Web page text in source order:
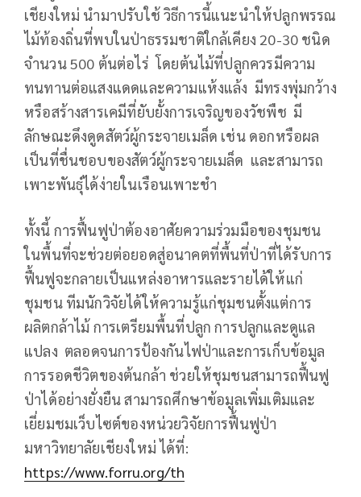
เชียงใหม่ นำมาปรับใช้ วิธีการนี้แนะนำให้ปลูกพรรณ
ไม้ท้องถิ่นที่พบในป่าธรรมชาติใกล้เคียง 20-30 ชนิด
จำนวน 500 ต้นต่อไร่ โดยต้นไม้ที่ปลูกควรมีความ
ทนทานต่อแสงแดดและความแห้งแล้ง มีทรงพุ่มกว้าง
หรือสร้างสารเคมีที่ยับยั้งการเจริญของวัชพืช มี
ลักษณะดึงดูดสัตว์ผู้กระจายเมล็ด เช่น ดอกหรือผล
เป็นที่ชื่นชอบของสัตว์ผู้กระจายเมล็ด และสามารถ
เพาะพันธุ์ได้ง่ายในเรือนเพาะชำ
ทั้งนี้ การฟื้นฟูป่าต้องอาศัยความร่วมมือของชุมชน
ในพื้นที่จะช่วยต่อยอดสู่อนาคตที่พื้นที่ป่าที่ได้รับการ
ฟื้นฟูจะกลายเป็นแหล่งอาหารและรายได้ให้แก่
ชุมชน ทีมนักวิจัยได้ให้ความรู้แก่ชุมชนตั้งแต่การ
ผลิตกล้าไม้ การเตรียมพื้นที่ปลูก การปลูกและดูแล
แปลง ตลอดจนการป้องกันไฟป่าและการเก็บข้อมูล
การรอดชีวิตของต้นกล้า ช่วยให้ชุมชนสามารถฟื้นฟู
ป่าได้อย่างยั่งยืน สามารถศึกษาข้อมูลเพิ่มเติมและ
เยี่ยมชมเว็บไซต์ของหน่วยวิจัยการฟื้นฟูป่า
มหาวิทยาลัยเชียงใหม่ ได้ที่:
https://www.forru.org/th